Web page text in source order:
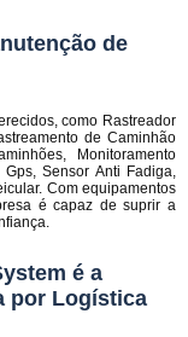
de
como Rastreador
de Caminhão
Monitoramento
Sensor Anti Fadiga,
Com equipamentos
é capaz de suprir a
é a
por Logística